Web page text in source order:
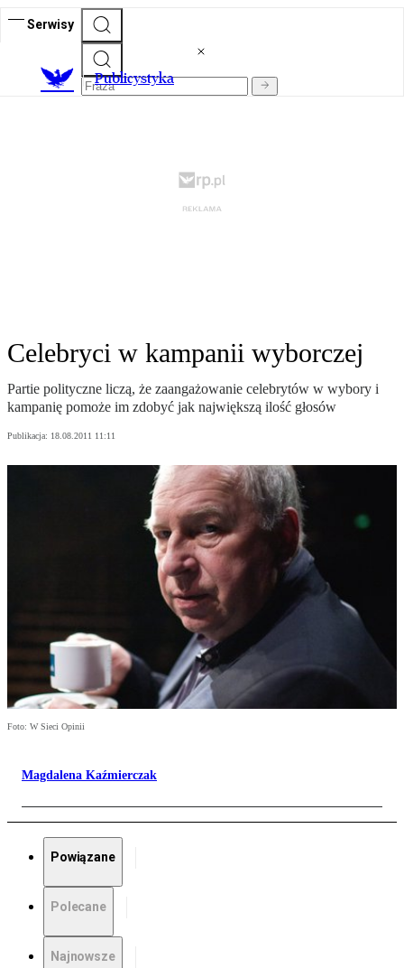
Serwisy
Publicystyka
Celebryci w kampanii wyborczej
Partie polityczne liczą, że zaangażowanie celebrytów w wybory i
kampanię pomoże im zdobyć jak największą ilość głosów
Publikacja: 18.08.2011 11:11
Foto: W Sieci Opinii
Magdalena Kaźmierczak
Powiązane
Polecane
Najnowsze